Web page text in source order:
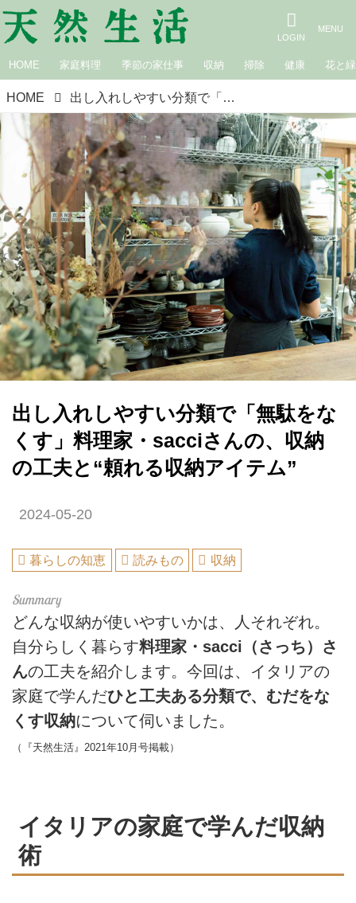
HOME 家庭料理 季節の家仕事 収納 掃除 健康 花と緑
HOME 出し入れしやすい分類で「無駄をなくす」料理家・sacciさんの、収納の工夫と“頼れる収納アイテム”
出し入れしやすい分類で「無駄をな
くす」料理家・sacciさんの、収納
の工夫と“頼れる収納アイテム”
2024-05-20
暮らしの知恵 読みもの 収納
どんな収納が使いやすいかは、人それぞれ。
自分らしく暮らす料理家・sacci（さっち）さ
んの工夫を紹介します。今回は、イタリアの
家庭で学んだひと工夫ある分類で、むだをな
くす収納について伺いました。
（『天然生活』2021年10月号掲載）
イタリアの家庭で学んだ収納
術